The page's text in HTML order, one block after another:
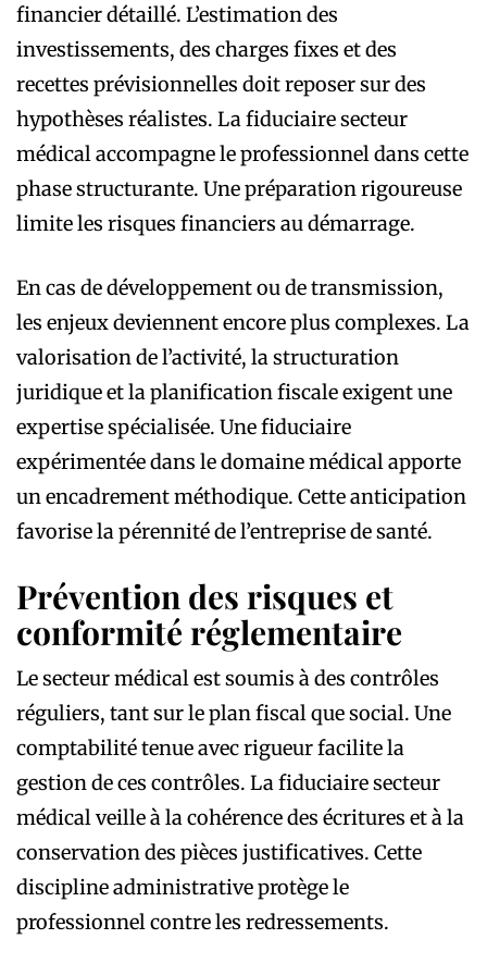
financier détaillé. L’estimation des
investissements, des charges fixes et des
recettes prévisionnelles doit reposer sur des
hypothèses réalistes. La fiduciaire secteur
médical accompagne le professionnel dans cette
phase structurante. Une préparation rigoureuse
limite les risques financiers au démarrage.
En cas de développement ou de transmission,
les enjeux deviennent encore plus complexes. La
valorisation de l’activité, la structuration
juridique et la planification fiscale exigent une
expertise spécialisée. Une fiduciaire
expérimentée dans le domaine médical apporte
un encadrement méthodique. Cette anticipation
favorise la pérennité de l’entreprise de santé.
Prévention des risques et
conformité réglementaire
Le secteur médical est soumis à des contrôles
réguliers, tant sur le plan fiscal que social. Une
comptabilité tenue avec rigueur facilite la
gestion de ces contrôles. La fiduciaire secteur
médical veille à la cohérence des écritures et à la
conservation des pièces justificatives. Cette
discipline administrative protège le
professionnel contre les redressements.